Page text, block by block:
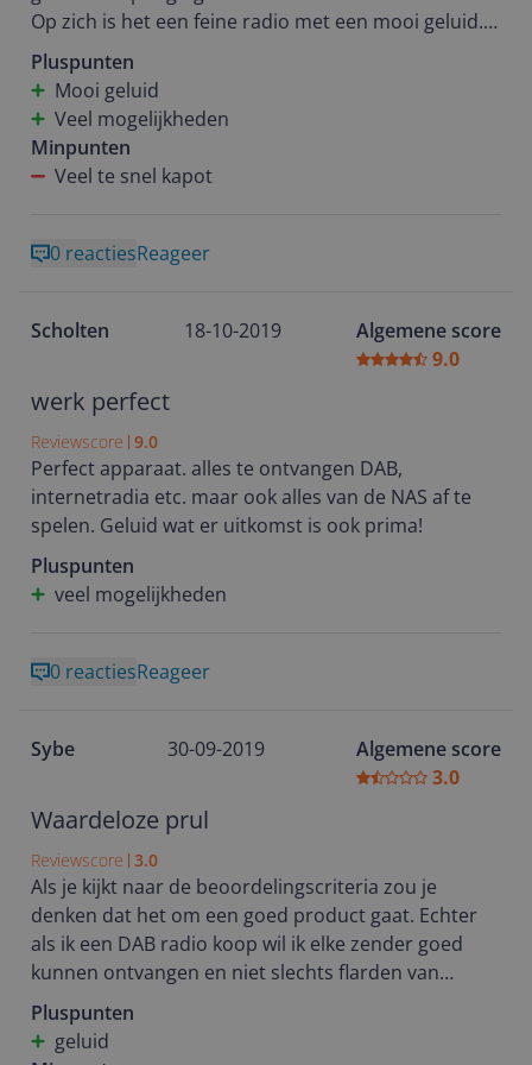
Op zich is het een feine radio met een mooi geluid.
Deze radios leven echter niet zo lang.
Bij de eerste ging de WiFi kapot.
Bij deze vervangende radio ging ook de WiFi kapot.
Toen de radio via een LAN kabel eengesloten.
Nu is er nog wat kapot gegaan en blijft de radio
telkens opnieuw opstarten.
Rijp voor de sloop
Pluspunten
Mooi geluid
Veel mogelijkheden
Minpunten
Veel te snel kapot
0 reactiesReageer
Scholten 18-10-2019
Algemene score
9.0
werk perfect
Reviewscore 9.0
Perfect apparaat. alles te ontvangen DAB,
internetradia etc. maar ook alles van de NAS af te
spelen. Geluid wat er uitkomst is ook prima!
Pluspunten
veel mogelijkheden
0 reactiesReageer
Sybe 30-09-2019
Algemene score
3.0
Waardeloze prul
Reviewscore 3.0
Als je kijkt naar de beoordelingscriteria zou je
denken dat het om een goed product gaat. Echter
als ik een DAB radio koop wil ik elke zender goed
kunnen ontvangen en niet slechts flarden van
programma's horen. Zit je lekker naar een nummer
te luisteren valt het geluid weg. Hoezo DAB?
Via de afstandsbediening alles installeren is
Pluspunten
geluid